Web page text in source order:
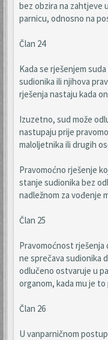
bez obzira na zahtjeve
parnicu, odnosno na
Član 24
Kada se rješenjem
sudionika ili njihova
rješenja nastaju kada
Izuzetno, sud može
nastupaju prije
maloljetnika ili drugih
Pravomoćno rješenje
stanje sudionika bez
nadležnom za vođenje
Član 25
Pravomoćnost
ne sprečava sudionika
odlučeno ostvaruje u
organom, kada mu je
Član 26
U vanparničnom